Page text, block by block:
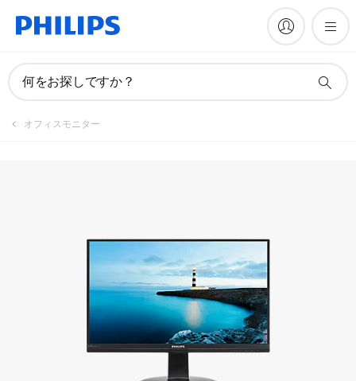
何をお探しですか？
オフィスモニター
マニュアルとドキュメント